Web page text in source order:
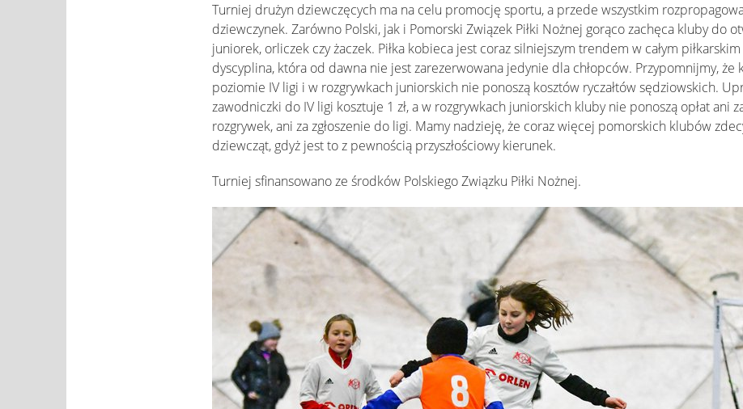
Turniej drużyn dziewczęcych ma na celu promocję sportu, a przede wszystkim
dziewczynek. Zarówno Polski, jak i Pomorski Związek Piłki Nożnej gorąco zachęca kluby do
juniorek, orliczek czy żaczek. Piłka kobieca jest coraz silniejszym trendem w całym
dyscyplina, która od dawna nie jest zarezerwowana jedynie dla chłopców. Przypomnijmy, że
poziomie IV ligi i w rozgrywkach juniorskich nie ponoszą kosztów ryczałtów sędziowskich.
zawodniczki do IV ligi kosztuje 1 zł, a w rozgrywkach juniorskich kluby nie ponoszą opłat ani
rozgrywek, ani za zgłoszenie do ligi. Mamy nadzieję, że coraz więcej pomorskich klubów
dziewcząt, gdyż jest to z pewnością przyszłościowy kierunek.
Turniej sfinansowano ze środków Polskiego Związku Piłki Nożnej.